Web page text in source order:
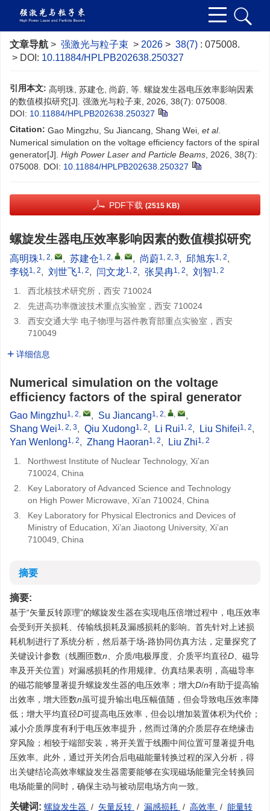
文章导航 > 强激光与粒子束 > 2026 > 38(7) : 075008.
> DOI: 10.11884/HPLPB202638.250327
引用本文: 高明珠, 苏建仓, 尚蔚, 等. 螺旋发生器电压效率影响因素
的数值模拟研究[J]. 强激光与粒子束, 2026, 38(7): 075008.
DOI: 10.11884/HPLPB202638.250327
Citation: Gao Mingzhu, Su Jiancang, Shang Wei, et al.
Numerical simulation on the voltage efficiency factors of the spiral
generator[J]. High Power Laser and Particle Beams , 2026, 38(7):
075008. DOI: 10.11884/HPLPB202638.250327
PDF下载 (2515 KB)
螺旋发生器电压效率影响因素的数值模拟研究
高明珠1, 2, , 苏建仓1, 2, , , 尚蔚1, 2, 3, 邱旭东1, 2,
李锐1, 2, 刘世飞1, 2, 闫文龙1, 2, 张昊冉1, 2, 刘智1, 2
1.
西北核技术研究所，西安 710024
2.
先进高功率微波技术重点实验室，西安 710024
3.
西安交通大学 电子物理与器件教育部重点实验室，西安
710049
详细信息
Numerical simulation on the voltage
efficiency factors of the spiral generator
Gao Mingzhu1, 2, , Su Jiancang1, 2, ,
,
Shang Wei1, 2, 3, Qiu Xudong1, 2, Li Rui1, 2, Liu Shifei1, 2,
Yan Wenlong1, 2, Zhang Haoran1, 2, Liu Zhi1, 2
1.
Northwest Institute of Nuclear Technology, Xi’an
710024, China
2.
Key Laboratory of Advanced Science and Technology
on High Power Microwave, Xi’an 710024, China
3.
Key Laboratory for Physical Electronics and Devices of
Ministry of Education, Xi’an Jiaotong University, Xi’an
710049, China
摘要
摘要:
基于“矢量反转原理”的螺旋发生器在实现电压倍增过程中，电压效率
会受到开关损耗、传输线损耗及漏感损耗的影响。首先针对上述损
耗机制进行了系统分析，然后基于场-路协同仿真方法，定量探究了
关键设计参数（线圈匝数n 、介质/电极厚度、介质平均直径D 、磁导
率及开关位置）对漏感损耗的作用规律。仿真结果表明，高磁导率
的磁芯能够显著提升螺旋发生器的电压效率；增大D/n有助于提高输
出效率，增大匝数n虽可提升输出电压幅值随，但会导致电压效率降
低；增大平均直径D可提高电压效率，但会以增加装置体积为代价；
减小介质厚度有利于电压效率提升，然而过薄的介质层存在绝缘击
穿风险；相较于端部安装，将开关置于线圈中间位置可显著提升电
压效率。此外，通过开关闭合后电磁能量转换过程的深入分析，得
出关键结论高效率螺旋发生器需要能够在实现磁场能量完全转换回
电场能量的同时，确保主动与被动层电场方向一致。
关键词: 螺旋发生器 / 矢量反转 / 漏感损耗 / 高效率 / 能量转